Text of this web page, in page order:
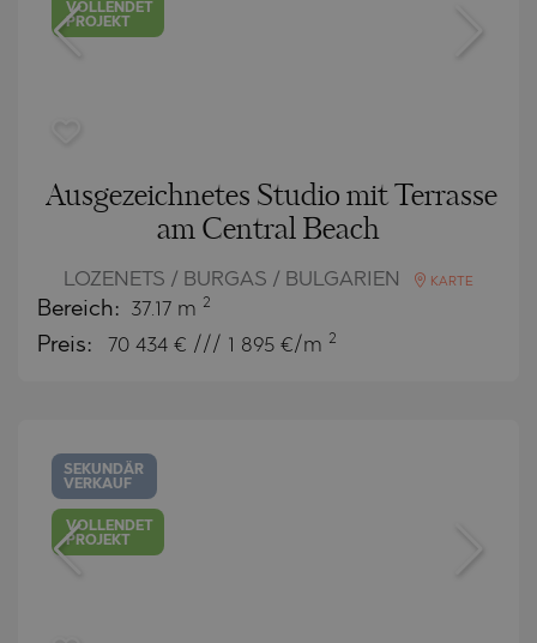
VOLLENDET
PROJEKT
Ausgezeichnetes Studio mit Terrasse
am Central Beach
LOZENETS / BURGAS / BULGARIEN KARTE
Bereich: 37.17 m 2
Preis: 70 434 € /// 1 895 €/m 2
SEKUNDÄR
VERKAUF
VOLLENDET
PROJEKT